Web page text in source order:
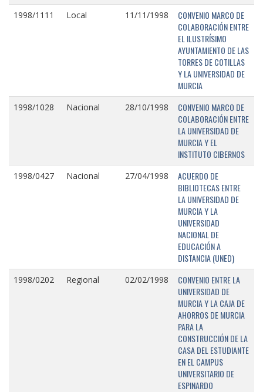
1998/1111 Local 11/11/1998
CONVENIO MARCO DE
COLABORACIÓN ENTRE
EL ILUSTRÍSIMO
AYUNTAMIENTO DE LAS
TORRES DE COTILLAS
Y LA UNIVERSIDAD DE
MURCIA
1998/1028 Nacional 28/10/1998
CONVENIO MARCO DE
COLABORACIÓN ENTRE
LA UNIVERSIDAD DE
MURCIA Y EL
INSTITUTO CIBERNOS
1998/0427 Nacional 27/04/1998
ACUERDO DE
BIBLIOTECAS ENTRE
LA UNIVERSIDAD DE
MURCIA Y LA
UNIVERSIDAD
NACIONAL DE
EDUCACIÓN A
DISTANCIA (UNED)
1998/0202 Regional 02/02/1998
CONVENIO ENTRE LA
UNIVERSIDAD DE
MURCIA Y LA CAJA DE
AHORROS DE MURCIA
PARA LA
CONSTRUCCIÓN DE LA
CASA DEL ESTUDIANTE
EN EL CAMPUS
UNIVERSITARIO DE
ESPINARDO